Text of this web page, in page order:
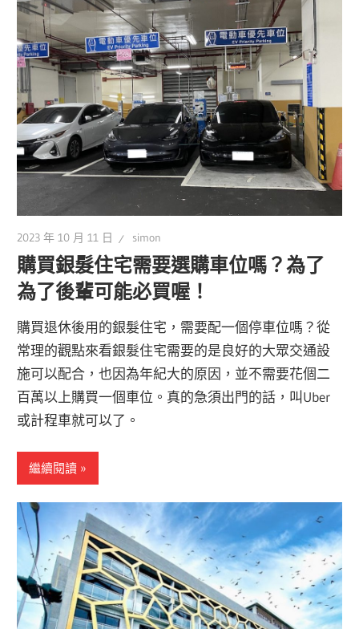
2023 年 10 月 11 日 simon
購買銀髮住宅需要選購車位嗎？為了
為了後輩可能必買喔！
購買退休後用的銀髮住宅，需要配一個停車位嗎？從
常理的觀點來看銀髮住宅需要的是良好的大眾交通設
施可以配合，也因為年紀大的原因，並不需要花個二
百萬以上購買一個車位。真的急須出門的話，叫Uber
或計程車就可以了。
繼續閱讀